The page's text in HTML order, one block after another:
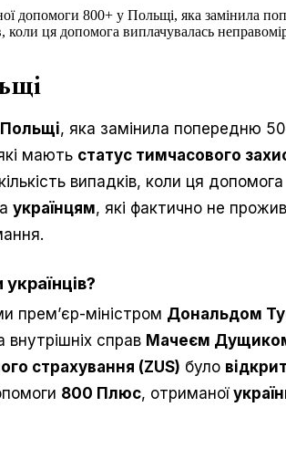
допомоги 800+ у Польщі, яка замінила
коли ця допомога виплачувалась
, яка замінила попередню
мають статус тимчасового
випадків, коли ця допомога
українцям, які фактично не
прем’єр-міністром Дональдом
справ Мачеєм
страхування (ZUS) було
800 Плюс, отриманої